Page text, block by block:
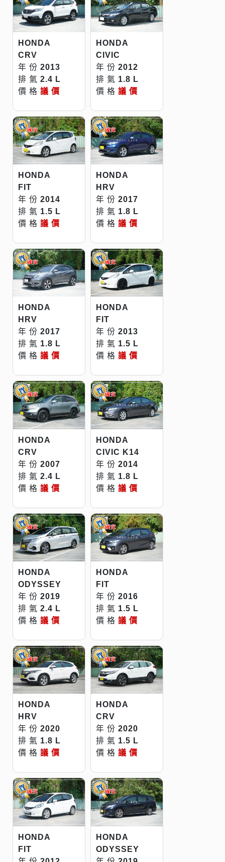
HONDA
CRV
年 份 2013
排 氣 2.4 L
價 格 議 價
HONDA
CIVIC
年 份 2012
排 氣 1.8 L
價 格 議 價
HONDA
FIT
年 份 2014
排 氣 1.5 L
價 格 議 價
HONDA
HRV
年 份 2017
排 氣 1.8 L
價 格 議 價
HONDA
HRV
年 份 2017
排 氣 1.8 L
價 格 議 價
HONDA
FIT
年 份 2013
排 氣 1.5 L
價 格 議 價
HONDA
CRV
年 份 2007
排 氣 2.4 L
價 格 議 價
HONDA
CIVIC K14
年 份 2014
排 氣 1.8 L
價 格 議 價
HONDA
ODYSSEY
年 份 2019
排 氣 2.4 L
價 格 議 價
HONDA
FIT
年 份 2016
排 氣 1.5 L
價 格 議 價
HONDA
HRV
年 份 2020
排 氣 1.8 L
價 格 議 價
HONDA
CRV
年 份 2020
排 氣 1.5 L
價 格 議 價
HONDA
FIT
HONDA
ODYSSEY